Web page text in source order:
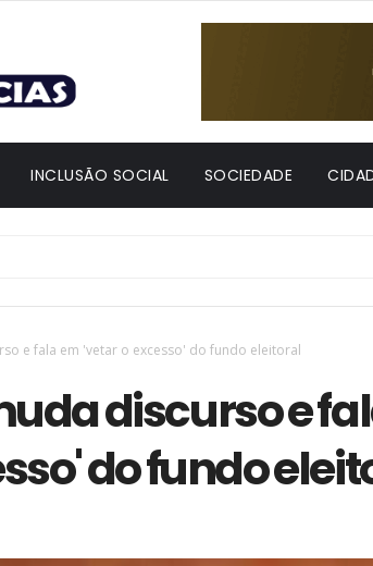
INCLUSÃO SOCIAL SOCIEDADE
e fala em 'vetar o excesso' do fundo eleitoral
discurso e
do fundo